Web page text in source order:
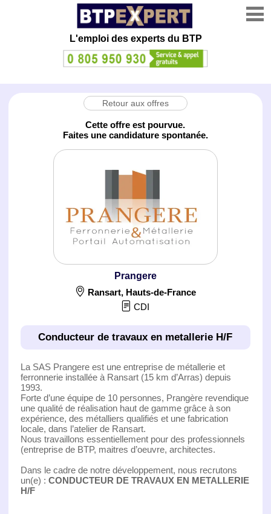
L'emploi des experts du BTP
Retour aux offres
Cette offre est pourvue.
Faites une candidature spontanée.
Prangere
Ransart, Hauts-de-France
CDI
Conducteur de travaux en metallerie H/F
La SAS Prangere est une entreprise de métallerie et
ferronnerie installée à Ransart (15 km d’Arras) depuis
1993.
Forte d’une équipe de 10 personnes, Prangère revendique
une qualité de réalisation haut de gamme grâce à son
expérience, des métalliers qualifiés et une fabrication
locale, dans l’atelier de Ransart.
Nous travaillons essentiellement pour des professionnels
(entreprise de BTP, maitres d’oeuvre, architectes.
Dans le cadre de notre développement, nous recrutons
un(e) : CONDUCTEUR DE TRAVAUX EN METALLERIE
H/F